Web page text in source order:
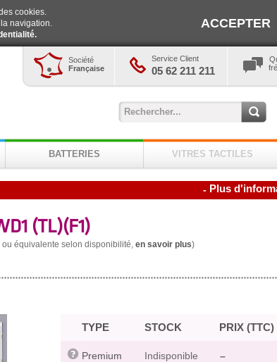
cookies.
navigation.
ACCEPTER
Société
Française
Service Client
05 62 211 211
BATTERIES VITRES TACTILES
- Plus
(TL)(F1)
équivalente selon disponibilité, en savoir plus)
TYPE STOCK PRIX (TTC)
Premium Indisponible –